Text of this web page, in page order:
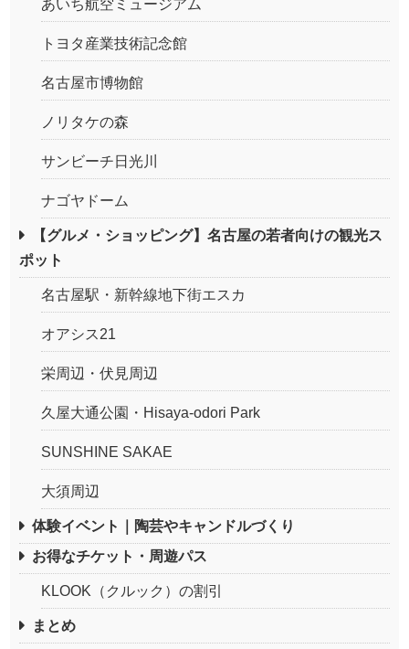
あいち航空ミュージアム
トヨタ産業技術記念館
名古屋市博物館
ノリタケの森
サンビーチ日光川
ナゴヤドーム
【グルメ・ショッピング】名古屋の若者向けの観光ス
ポット
名古屋駅・新幹線地下街エスカ
オアシス21
栄周辺・伏見周辺
久屋大通公園・Hisaya-odori Park
SUNSHINE SAKAE
大須周辺
体験イベント｜陶芸やキャンドルづくり
お得なチケット・周遊パス
KLOOK（クルック）の割引
まとめ